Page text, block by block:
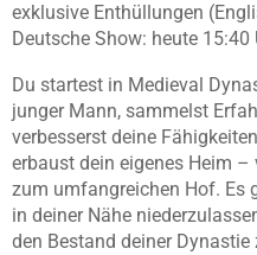
exklusive Enthüllungen
Deutsche Show: heute 15:40
Du startest in Medieval
junger Mann, sammelst
verbesserst deine
erbaust dein eigenes Heim
zum umfangreichen Hof. Es
in deiner Nähe
den Bestand deiner Dynastie